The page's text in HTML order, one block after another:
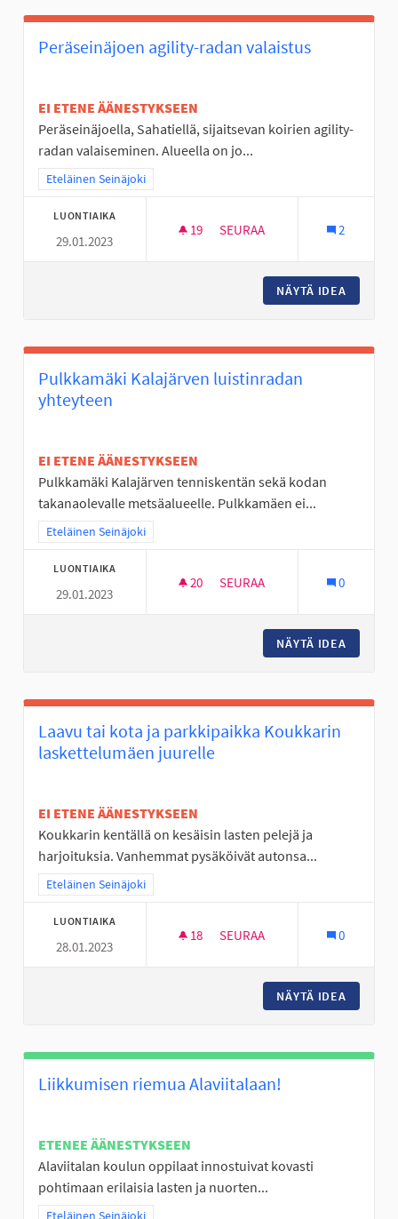
Peräseinäjoen agility-radan valaistus
EI ETENE ÄÄNESTYKSEEN
Peräseinäjoella, Sahatiellä, sijaitsevan koirien agility-
radan valaiseminen. Alueella on jo...
Rajaa tulokset teeman mukaan: Eteläinen Seinäjoki
Eteläinen Seinäjoki
LUONTIAIKA
29.01.2023
19 19 SEURAAJAA
SEURAA 2
NÄYTÄ IDEA
Pulkkamäki Kalajärven luistinradan
yhteyteen
EI ETENE ÄÄNESTYKSEEN
Pulkkamäki Kalajärven tenniskentän sekä kodan
takanaolevalle metsäalueelle. Pulkkamäen ei...
Rajaa tulokset teeman mukaan: Eteläinen Seinäjoki
Eteläinen Seinäjoki
LUONTIAIKA
29.01.2023
20 20 SEURAAJAA
SEURAA 0
NÄYTÄ IDEA
Laavu tai kota ja parkkipaikka Koukkarin
laskettelumäen juurelle
EI ETENE ÄÄNESTYKSEEN
Koukkarin kentällä on kesäisin lasten pelejä ja
harjoituksia. Vanhemmat pysäköivät autonsa...
Rajaa tulokset teeman mukaan: Eteläinen Seinäjoki
Eteläinen Seinäjoki
LUONTIAIKA
28.01.2023
18 18 SEURAAJAA
SEURAA 0
NÄYTÄ IDEA
Liikkumisen riemua Alaviitalaan!
ETENEE ÄÄNESTYKSEEN
Alaviitalan koulun oppilaat innostuivat kovasti
pohtimaan erilaisia lasten ja nuorten...
Rajaa tulokset teeman mukaan: Eteläinen Seinäjoki
Eteläinen Seinäjoki